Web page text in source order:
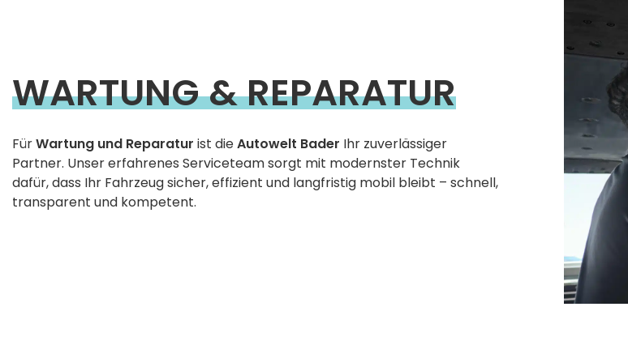
WARTUNG & REPARATUR
FürWartung und Reparatur ist dieAutowelt Bader Ihr zuverlässiger
Partner. Unser erfahrenes Serviceteam sorgt mit modernster Technik
dafür, dass Ihr Fahrzeug sicher, effizient und langfristig mobil bleibt – schnell,
transparent und kompetent.